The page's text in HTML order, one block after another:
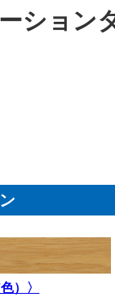
ション
）〉